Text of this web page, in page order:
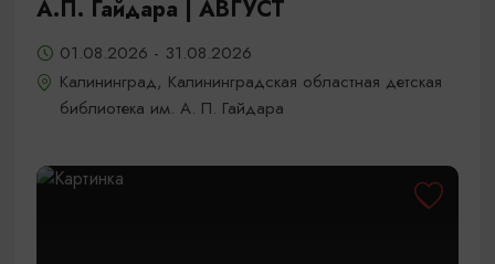
А.П. Гайдара | АВГУСТ
01.08.2026 - 31.08.2026
Калининград, Калининградская областная детская
библиотека им. А. П. Гайдара